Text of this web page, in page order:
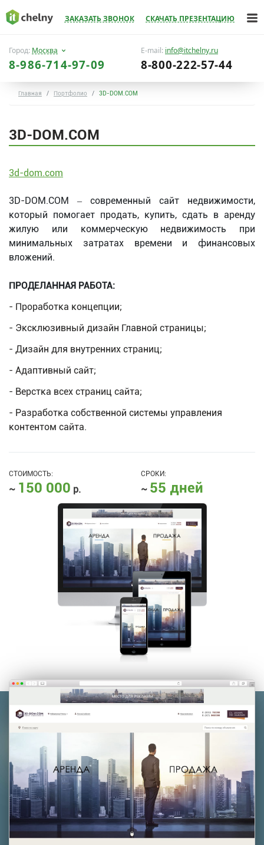
ЗАКАЗАТЬ ЗВОНОК СКАЧАТЬ ПРЕЗЕНТАЦИЮ
Город: Москва
8-986-714-97-09
E-mail: info@itchelny.ru
8-800-222-57-44
Главная Портфолио 3D-DOM.COM
3D-DOM.COM
3d-dom.com
3D-DOM.COM – современный сайт недвижимости,
который помогает продать, купить, сдать в аренду
жилую или коммерческую недвижимость при
минимальных затратах времени и финансовых
вложений.
ПРОДЕЛАННАЯ РАБОТА:
- Проработка концепции;
- Эксклюзивный дизайн Главной страницы;
- Дизайн для внутренних страниц;
- Адаптивный сайт;
- Верстка всех страниц сайта;
- Разработка собственной системы управления
контентом сайта.
СТОИМОСТЬ:
~ 150 000 р.
СРОКИ:
~ 55 дней